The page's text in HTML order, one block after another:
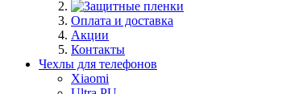
Оплата и доставка
Акции
Контакты
Чехлы для телефонов
Xiaomi